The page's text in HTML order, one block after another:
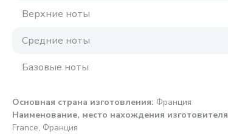
Верхние ноты
Средние ноты
Базовые ноты
Основная страна изготовления: Франция
Наименование, место нахождения изготовителя
France, Франция